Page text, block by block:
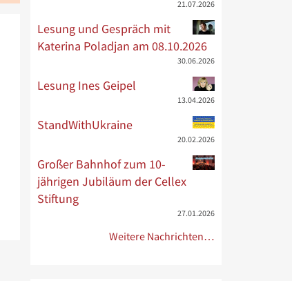
21.07.2026
Lesung und Gespräch mit
Katerina Poladjan am 08.10.2026
30.06.2026
Lesung Ines Geipel
13.04.2026
StandWithUkraine
20.02.2026
Großer Bahnhof zum 10-
jährigen Jubiläum der Cellex
Stiftung
27.01.2026
Weitere Nachrichten…